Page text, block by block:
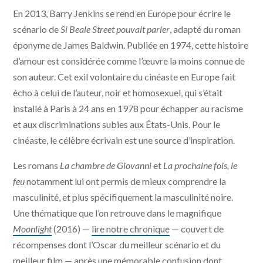
En 2013, Barry Jenkins se rend en Europe pour écrire le
scénario deSi Beale Street pouvait parler, adapté du roman
éponyme de James Baldwin. Publiée en 1974, cette histoire
d’amour est considérée comme l’œuvre la moins connue de
son auteur. Cet exil volontaire du cinéaste en Europe fait
écho à celui de l’auteur, noir et homosexuel, qui s’était
installé à Paris à 24 ans en 1978 pour échapper au racisme
et aux discriminations subies aux États-Unis. Pour le
cinéaste, le célèbre écrivain est une source d’inspiration.
Les romans La chambre de Giovanniet La prochaine fois, le
feunotamment lui ont permis de mieux comprendre la
masculinité, et plus spécifiquement la masculinité noire.
Une thématique que l’on retrouve dans le magnifique
Moonlight(2016) — lire notre chronique — couvert de
récompenses dont l’Oscar du meilleur scénario et du
meilleur film — après une mémorable confusion dont